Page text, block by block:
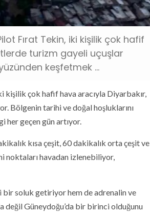
Fırat Tekin, iki kişilik çok hafif
turizm gayeli uçuşlar
keşfetmek ...
kişilik çok hafif hava aracıyla Diyarbakır,
Bölgenin tarihi ve doğal hoşluklarını
her geçen gün artıyor.
kısa çeşit, 60 dakikalık orta çeşit ve
noktaları havadan izlenebiliyor,
bir soluk getiriyor hem de adrenalin ve
değil Güneydoğu’da bir birinci olduğunu